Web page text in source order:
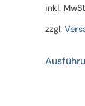
inkl.
zzgl.